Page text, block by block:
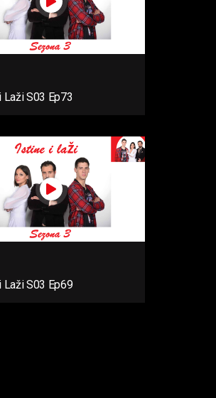
Laži S03 Ep73
Laži S03 Ep69